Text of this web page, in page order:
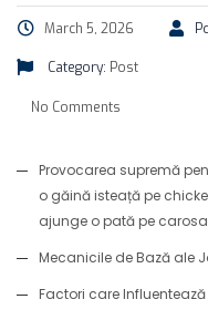
March 5, 2026
Category: Post
No Comments
Provocarea supremă
o găină isteață pe
ajunge o pată pe
Mecanicile de Bază ale
Factori care